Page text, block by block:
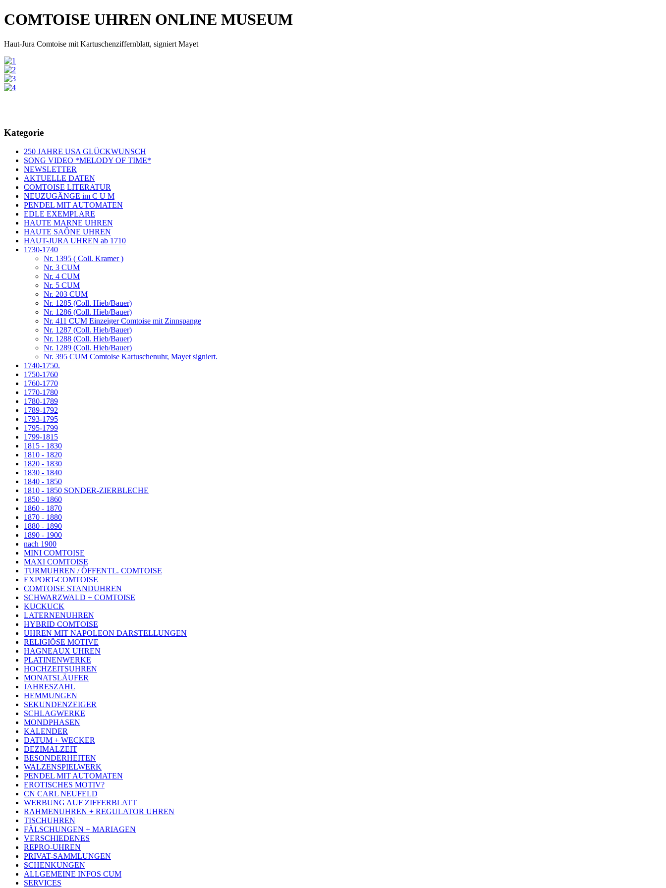
COMTOISE UHREN ONLINE MUSEUM
Haut-Jura Comtoise mit Kartuschenziffernblatt, signiert Mayet
Kategorie
250 JAHRE USA GLÜCKWUNSCH
SONG VIDEO *MELODY OF TIME*
NEWSLETTER
AKTUELLE DATEN
COMTOISE LITERATUR
NEUZUGÄNGE im C U M
PENDEL MIT AUTOMATEN
EDLE EXEMPLARE
HAUTE MARNE UHREN
HAUTE SAÔNE UHREN
HAUT-JURA UHREN ab 1710
1730-1740
Nr. 1395 ( Coll. Kramer )
Nr. 3 CUM
Nr. 4 CUM
Nr. 5 CUM
Nr. 203 CUM
Nr. 1285 (Coll. Hieb/Bauer)
Nr. 1286 (Coll. Hieb/Bauer)
Nr. 411 CUM Einzeiger Comtoise mit Zinnspange
Nr. 1287 (Coll. Hieb/Bauer)
Nr. 1288 (Coll. Hieb/Bauer)
Nr. 1289 (Coll. Hieb/Bauer)
Nr. 395 CUM Comtoise Kartuschenuhr, Mayet signiert.
1740-1750.
1750-1760
1760-1770
1770-1780
1780-1789
1789-1792
1793-1795
1795-1799
1799-1815
1815 - 1830
1810 - 1820
1820 - 1830
1830 - 1840
1840 - 1850
1810 - 1850 SONDER-ZIERBLECHE
1850 - 1860
1860 - 1870
1870 - 1880
1880 - 1890
1890 - 1900
nach 1900
MINI COMTOISE
MAXI COMTOISE
TURMUHREN / ÖFFENTL. COMTOISE
EXPORT-COMTOISE
COMTOISE STANDUHREN
SCHWARZWALD + COMTOISE
KUCKUCK
LATERNENUHREN
HYBRID COMTOISE
UHREN MIT NAPOLEON DARSTELLUNGEN
RELIGIÖSE MOTIVE
HAGNEAUX UHREN
PLATINENWERKE
HOCHZEITSUHREN
MONATSLÄUFER
JAHRESZAHL
HEMMUNGEN
SEKUNDENZEIGER
SCHLAGWERKE
MONDPHASEN
KALENDER
DATUM + WECKER
DEZIMALZEIT
BESONDERHEITEN
WALZENSPIELWERK
PENDEL MIT AUTOMATEN
EROTISCHES MOTIV?
CN CARL NEUFELD
WERBUNG AUF ZIFFERBLATT
RAHMENUHREN + REGULATOR UHREN
TISCHUHREN
FÄLSCHUNGEN + MARIAGEN
VERSCHIEDENES
REPRO-UHREN
PRIVAT-SAMMLUNGEN
SCHENKUNGEN
ALLGEMEINE INFOS CUM
SERVICES